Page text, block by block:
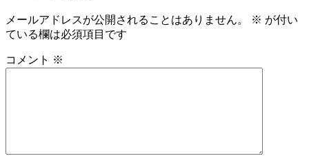
メールアドレスが公開されることはありません。 ※ が付い
ている欄は必須項目です
コメント ※